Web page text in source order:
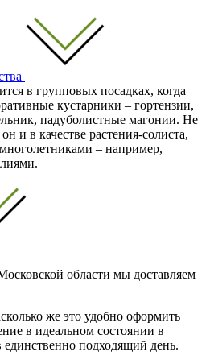
в групповых посадках, когда
кустарники – гортензии,
падуболистные магонии. Не
и в качестве растения-солиста,
– например,
области мы доставляем
же это удобно оформить
в идеальном состоянии в
подходящий день.